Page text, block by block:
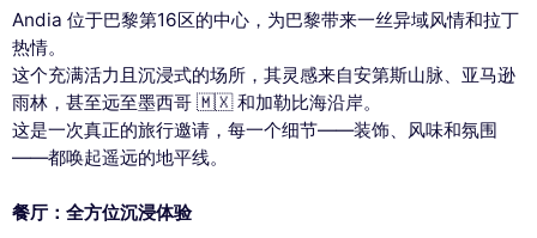
Andia 位于巴黎第16区的中心，为巴黎带来一丝异域风情和拉丁
热情。
这个充满活力且沉浸式的场所，其灵感来自安第斯山脉、亚马逊
雨林，甚至远至墨西哥 🇲🇽 和加勒比海沿岸。
这是一次真正的旅行邀请，每一个细节——装饰、风味和氛围
——都唤起遥远的地平线。
餐厅：全方位沉浸体验